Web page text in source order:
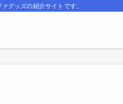
グッズの紹介サイトです。